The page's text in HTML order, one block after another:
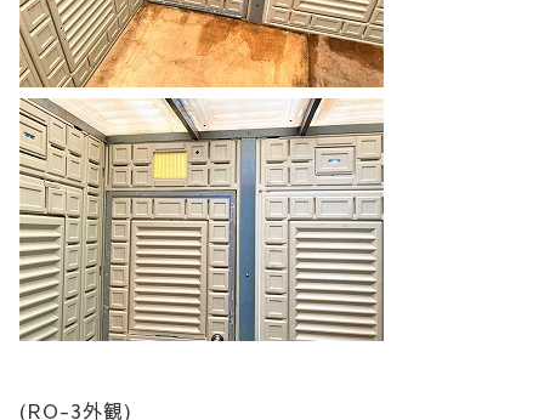
(RO-3外観)